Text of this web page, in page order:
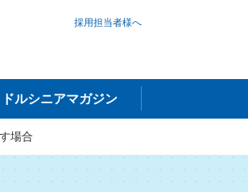
ドルシニアマガジン
採用担当者様へ
場合